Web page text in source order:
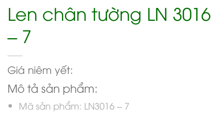
Len chân tường LN 3016
– 7
Giá niêm yết:
Mô tả sản phẩm:
Mã sản phẩm: LN3016 – 7